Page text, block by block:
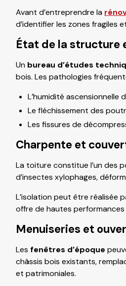
Avant d’entreprendre la
d’identifier les zones fragiles
État de la structure
Un bureau d’études
bois. Les pathologies
L’humidité ascensionnelle
Le fléchissement des
Les fissures de
Charpente et
La toiture constitue l’un des
d’insectes xylophages,
L’isolation peut être réalisée
offre de hautes
Menuiseries et
Les fenêtres d’époque
châssis bois existants,
et patrimoniales.